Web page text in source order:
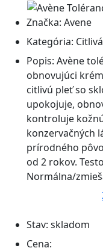
Značka: Avene
Kategória:
Popis: Avène
obnovujúci
citlivú pleť so
upokojuje,
kontroluje
konzervačných
prírodného
od 2 rokov.
Normálna/
Stav: skladom
Cena: